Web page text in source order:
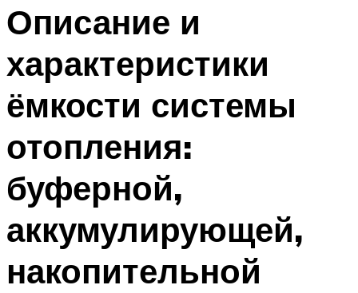
Меню
Описание и
характеристики
ёмкости системы
отопления:
буферной,
аккумулирующей,
накопительной